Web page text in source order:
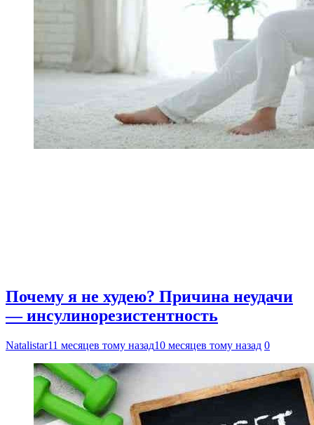
Почему я не худею? Причина неудачи
— инсулинорезистентность
Natalistar11 месяцев тому назад10 месяцев тому назад 0